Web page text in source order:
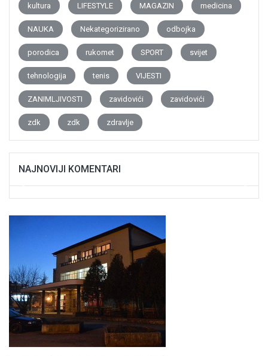
kultura LIFESTYLE MAGAZIN medicina
NAUKA Nekategorizirano odbojka
porodica rukomet SPORT svijet
tehnologija tenis VIJESTI
ZANIMLJIVOSTI zavidovići zavidovići
zdk zdk zdravlje
NAJNOVIJI KOMENTARI